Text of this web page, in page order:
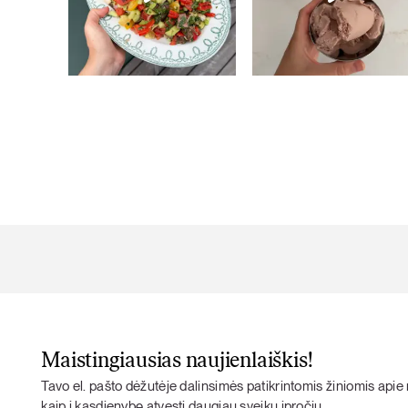
Maistingiausias naujienlaiškis!
Tavo el. pašto dėžutėje dalinsimės patikrintomis žiniomis